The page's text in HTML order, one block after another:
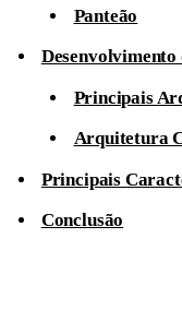
Panteão
Principais
Arquitetura
Principais
Conclusão